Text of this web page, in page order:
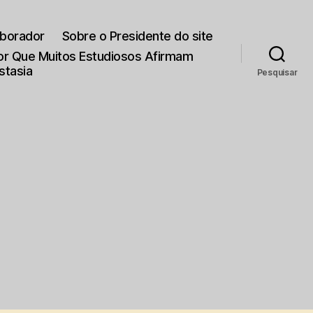
Sobre o Presidente do site
Que Muitos Estudiosos Afirmam
Pesquisar